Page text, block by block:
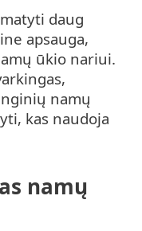
daug
apsauga,
ūkio nariui.
namų
kas naudoja
namų